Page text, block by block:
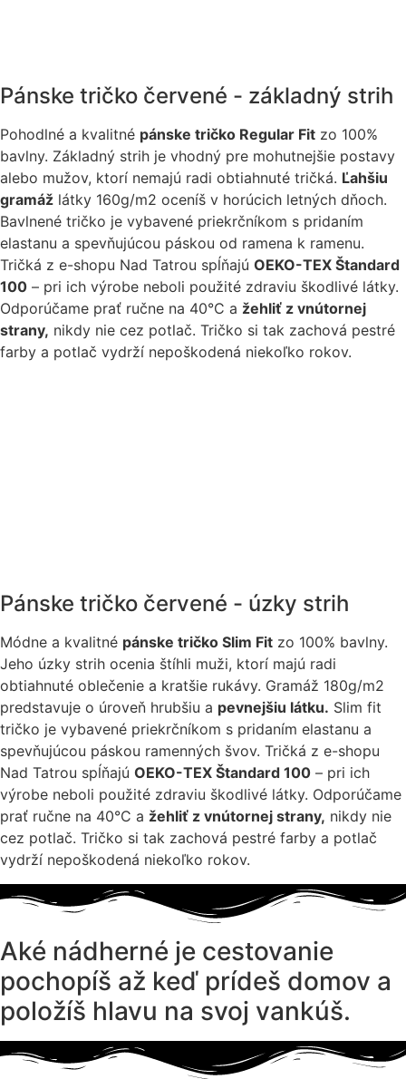
Pánske tričko červené - základný strih
Pohodlné a kvalitné pánske tričko Regular Fit zo 100%
bavlny. Základný strih je vhodný pre mohutnejšie postavy
alebo mužov, ktorí nemajú radi obtiahnuté tričká. Ľahšiu
gramáž látky 160g/m2 oceníš v horúcich letných dňoch.
Bavlnené tričko je vybavené priekrčníkom s pridaním
elastanu a spevňujúcou páskou od ramena k ramenu.
Tričká z e-shopu Nad Tatrou spĺňajú OEKO-TEX Štandard
100 – pri ich výrobe neboli použité zdraviu škodlivé látky.
Odporúčame prať ručne na 40°C a žehliť z vnútornej
strany, nikdy nie cez potlač. Tričko si tak zachová pestré
farby a potlač vydrží nepoškodená niekoľko rokov.
Pánske tričko červené - úzky strih
Módne a kvalitné pánske tričko Slim Fit zo 100% bavlny.
Jeho úzky strih ocenia štíhli muži, ktorí majú radi
obtiahnuté oblečenie a kratšie rukávy. Gramáž 180g/m2
predstavuje o úroveň hrubšiu a pevnejšiu látku. Slim fit
tričko je vybavené priekrčníkom s pridaním elastanu a
spevňujúcou páskou ramenných švov. Tričká z e-shopu
Nad Tatrou spĺňajú OEKO-TEX Štandard 100 – pri ich
výrobe neboli použité zdraviu škodlivé látky. Odporúčame
prať ručne na 40°C a žehliť z vnútornej strany, nikdy nie
cez potlač. Tričko si tak zachová pestré farby a potlač
vydrží nepoškodená niekoľko rokov.
Aké nádherné je cestovanie
pochopíš až keď prídeš domov a
položíš hlavu na svoj vankúš.